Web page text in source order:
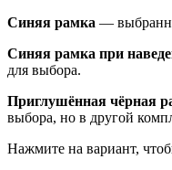
Синяя рамка —
Синяя рамка при
для выбора.
Приглушённая чёрная
выбора, но в другой
Нажмите на вариант,